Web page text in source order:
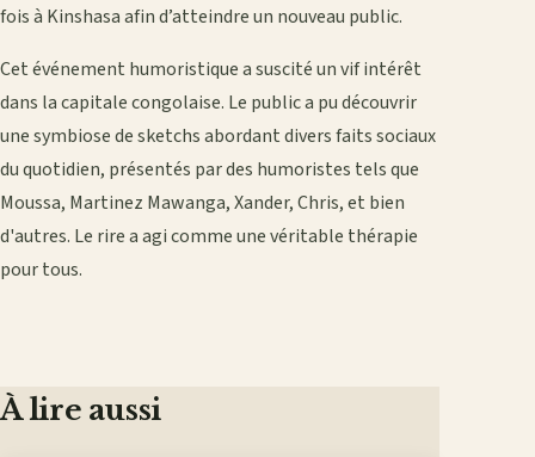
fois à Kinshasa afin d’atteindre un nouveau public.
Cet événement humoristique a suscité un vif intérêt
dans la capitale congolaise. Le public a pu découvrir
une symbiose de sketchs abordant divers faits sociaux
du quotidien, présentés par des humoristes tels que
Moussa, Martinez Mawanga, Xander, Chris, et bien
d'autres. Le rire a agi comme une véritable thérapie
pour tous.
À lire aussi